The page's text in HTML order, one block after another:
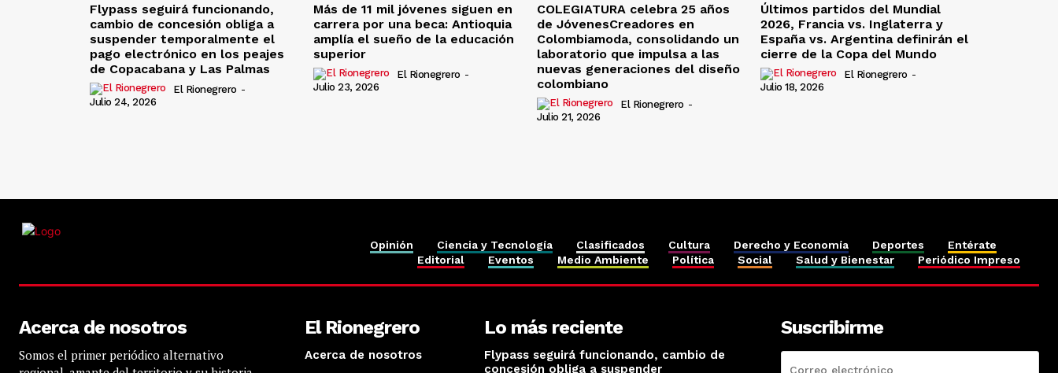
Flypass seguirá funcionando,
cambio de concesión obliga a
suspender temporalmente el
pago electrónico en los peajes
de Copacabana y Las Palmas
El Rionegrero -
Julio 24, 2026
Más de 11 mil jóvenes siguen en
carrera por una beca: Antioquia
amplía el sueño de la educación
superior
El Rionegrero -
Julio 23, 2026
COLEGIATURA celebra 25 años
de JóvenesCreadores en
Colombiamoda, consolidando un
laboratorio que impulsa a las
nuevas generaciones del diseño
colombiano
El Rionegrero -
Julio 21, 2026
Últimos partidos del Mundial
2026, Francia vs. Inglaterra y
España vs. Argentina definirán el
cierre de la Copa del Mundo
El Rionegrero -
Julio 18, 2026
Opinión Ciencia y Tecnología Clasificados Cultura Derecho y Economía Deportes
Entérate
Editorial
Eventos Medio Ambiente Política Social Salud y Bienestar Periódico Impreso
Acerca de nosotros
Somos el primer periódico alternativo
El Rionegrero
Acerca de nosotros
Lo más reciente
Flypass seguirá funcionando, cambio de
concesión obliga a suspender
Suscribirme